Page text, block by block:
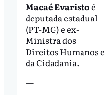
Macaé Evaristoé
deputada estadual
(PT-MG) e ex-
Ministra dos
Direitos Humanos e
da Cidadania.
—